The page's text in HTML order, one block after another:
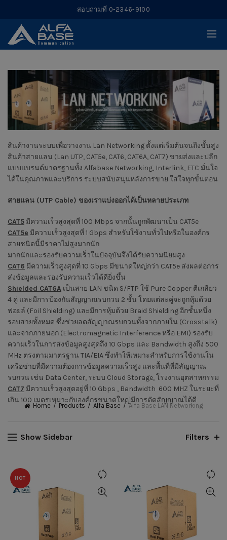
สอบถามที่ 0-2346-9100
สินค้างานระบบเพื่อวางงาน Lan Networking ตั้งแต่เริ่มต้นจนถึงขั้นสูง
สินค้าสายแลน (Lan UTP, CAT5e, CAT6, CAT6A, CAT7) ขายส่งและปลีก
แบบแบรนด์มาตรฐานทั้ง Alfabase Networking, Interlink, ETC มั่นใจ
ได้ในคุณภาพและบริการ ระบบสนับสนุนหลังการขาย ใส่ใจทุกขั้นตอน
สายแลน (UTP Cable) ของเราแบ่งออกได้เป็นหลายประเภท
CAT5 มีความเร็วสูงสุดที่ 100 Mbps จากนั้นถูกพัฒนาเป็น CAT5e
CAT5e มีความเร็วสูงสุดที่ 1 Gbps สำหรับใช้งานทั่วไปหรือในองค์กร
สายชนิดนี้มีราคาไม่สูงมากนัก
มากนักและรองรับความเร็วในปัจจุบันจึงได้รับความนิยมสูง
CAT6 มีความเร็วสูงสุดที่ 10 Gbps มีขนาดใหญ่กว่า CAT5e ส่งผลต่อการ
ส่งข้อมูลและรองรับความเร็วได้ดียิ่งขึ้น
Shielded CAT6A เป็นสาย LAN ชนิด S/FTP ใช้ Pure Copper ตีเกลียว
4 คู่ และมีการป้องกันสัญญาณรบกวน 2 ชั้น โดยแต่ละคู่จะถูกหุ้มด้วย
ฟอยล์ (Foil Shielding) และมีการหุ้มด้วย Braid Shielding อีกชั้นหนึ่ง
รอบสายทั้งหมด ซึ่งช่วยลดสัญญาณรบกวนทั้งจากภายใน (Crosstalk)
และจากภายนอก (Electromagnetic Interference หรือ EMI) รองรับ
ความเร็วในการส่งข้อมูลสูงสุดถึง 10 Gbps และ Bandwidth สูงถึง 500
MHz ตรงตามมาตรฐาน TIA/EIA ซึ่งทำให้เหมาะสำหรับการใช้งานใน
เครือข่ายที่มีความต้องการข้อมูลความเร็วสูง และพื้นที่ที่มีสัญญาณ
รบกวน เช่น Data Center, ระบบ Cloud Storage, โรงงานอุตสาหกรรม
CAT7 มีความเร็วสูงสุดอยู่ที่ 10 Gbps , Bandwidth 600 MHZ ในระยะที่
เกิน 100 เมตรเหมาะกับองค์กรขนาดใหญ่มีการตัดสัญญาณได้ดี
Home Products Alfa Base Alfa Base LAN Networking
Show Sidebar Filters
HOT